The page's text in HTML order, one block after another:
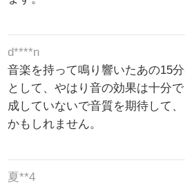
d****n
音楽を持って鳴り響いたあの15
として、やはり音の効果は十分
成していないで音質を期待して
かもしれません。
夏**4